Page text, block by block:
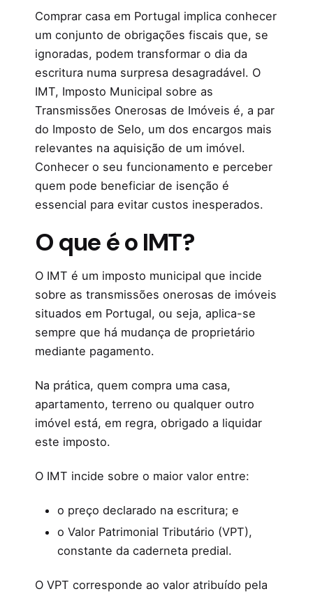
Comprar casa em Portugal implica conhecer
um conjunto de obrigações fiscais que, se
ignoradas, podem transformar o dia da
escritura numa surpresa desagradável. O
IMT, Imposto Municipal sobre as
Transmissões Onerosas de Imóveis é, a par
do Imposto de Selo, um dos encargos mais
relevantes na aquisição de um imóvel.
Conhecer o seu funcionamento e perceber
quem pode beneficiar de isenção é
essencial para evitar custos inesperados.
O que é o IMT?
O IMT é um imposto municipal que incide
sobre as transmissões onerosas de imóveis
situados em Portugal, ou seja, aplica-se
sempre que há mudança de proprietário
mediante pagamento.
Na prática, quem compra uma casa,
apartamento, terreno ou qualquer outro
imóvel está, em regra, obrigado a liquidar
este imposto.
O IMT incide sobre o maior valor entre:
o preço declarado na escritura; e
o Valor Patrimonial Tributário (VPT),
constante da caderneta predial.
O VPT corresponde ao valor atribuído pela